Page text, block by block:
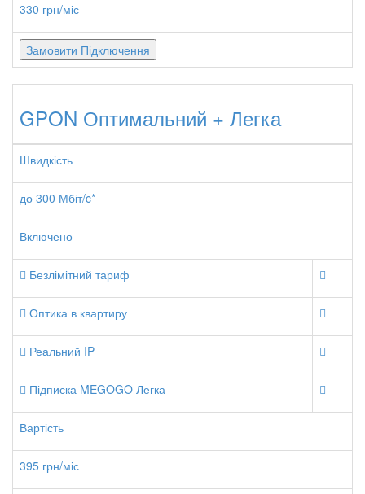
330 грн/міс
Замовити Підключення
GPON Оптимальний + Легка
Швидкість
до 300 Мбіт/c*
Включено
Безлімітний тариф
Оптика в квартиру
Реальний IP
Підписка MEGOGO Легка
Вартість
395 грн/міс